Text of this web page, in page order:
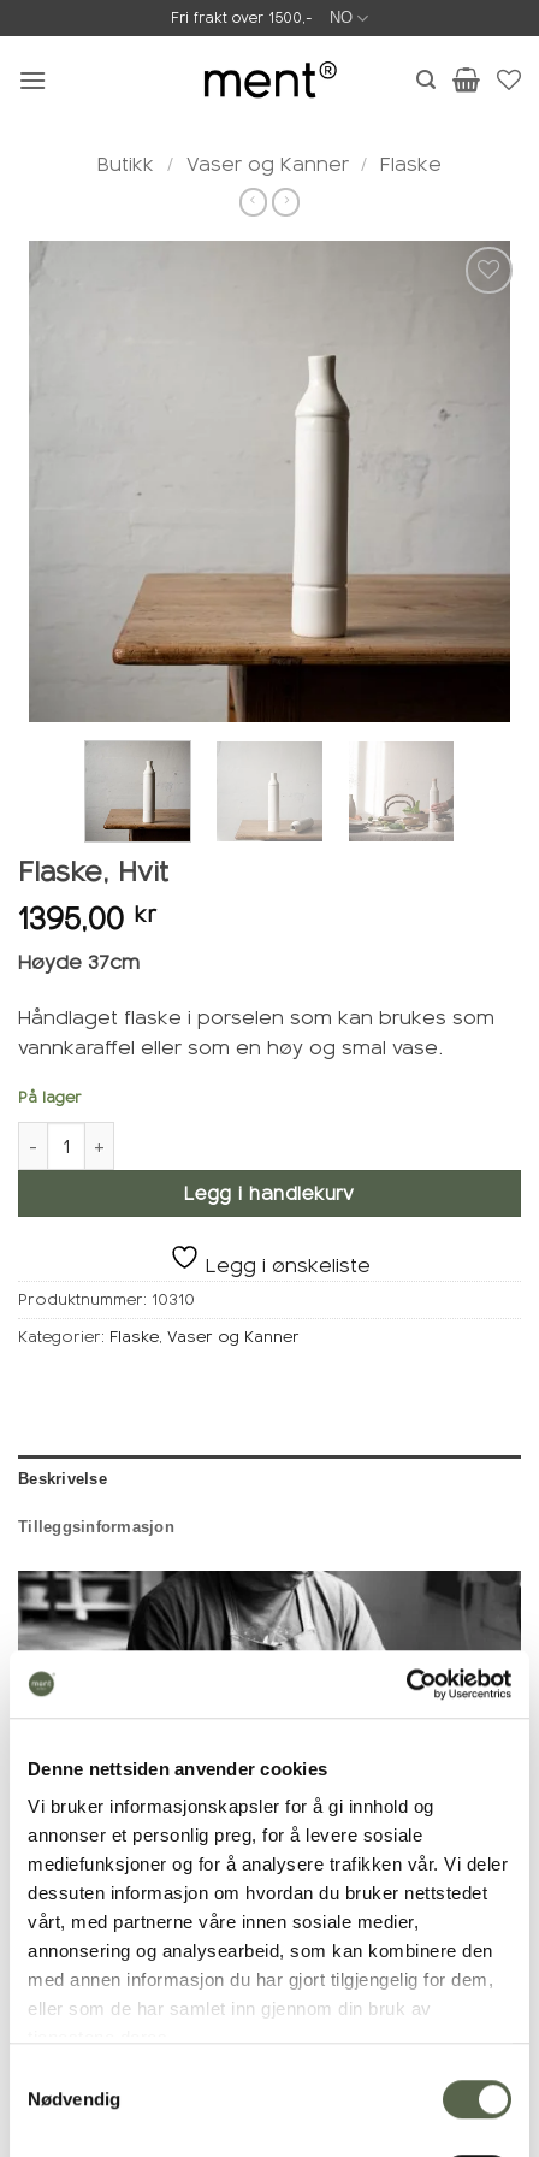
Denne nettsiden anvender cookies
Vi bruker informasjonskapsler for å gi innhold og
annonser et personlig preg, for å levere sosiale
mediefunksjoner og for å analysere trafikken vår. Vi deler
dessuten informasjon om hvordan du bruker nettstedet
vårt, med partnerne våre innen sosiale medier,
annonsering og analysearbeid, som kan kombinere den
med annen informasjon du har gjort tilgjengelig for dem,
eller som de har samlet inn gjennom din bruk av
Nødvendig
to
content
Fri frakt over 1500,- NO
Butikk / Vaser og Kanner / Flaske
Flaske, Hvit
1395,00 kr
Høyde 37cm
Håndlaget flaske i porselen som kan brukes som
vannkaraffel eller som en høy og smal vase.
På lager
Flaske, Hvit antall
Legg i handlekurv
Legg i ønskeliste
Produktnummer: 10310
Kategorier: Flaske, Vaser og Kanner
Beskrivelse
Tilleggsinformasjon
Kraken Flaske håndlages i porselen, og det tar 7
dager fra en ny flaske blir støpt til den har gått
igjennom alle prosesser i produksjonen med vask
av kanter og overflater, råbrann, glasering og